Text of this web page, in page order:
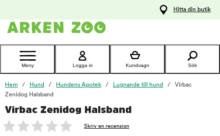
Kontakta
Hitta din butik
Meny Logga in Kundvagn Sök
Hem Hund Hundens Apotek Lugnande till hund
Virbac
Zenidog Halsband
Virbac Zenidog Halsband
Skriv en recension
foo